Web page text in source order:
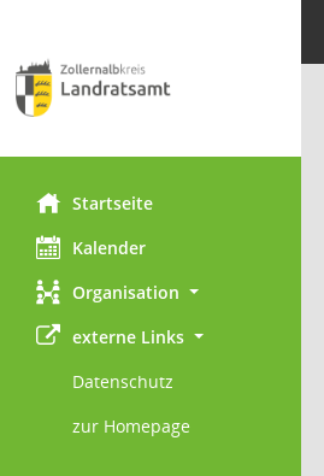
Startseite
Kalender
Organisation
externe Links
Datenschutz
zur Homepage